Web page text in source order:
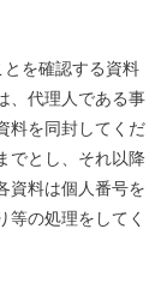
を確認する資料
、代理人である事
料を同封してくだ
でとし、それ以降
資料は個人番号を
等の処理をしてく